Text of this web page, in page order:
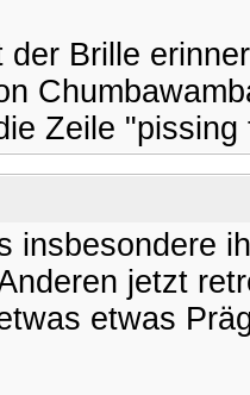
Brille
Zeile
insbesondere
jetzt
etwas